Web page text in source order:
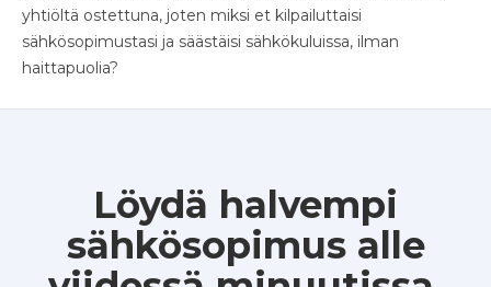
yhtiöltä ostettuna, joten miksi et kilpailuttaisi
sähkösopimustasi ja säästäisi sähkökuluissa, ilman
haittapuolia?
Löydä halvempi
sähkösopimus alle